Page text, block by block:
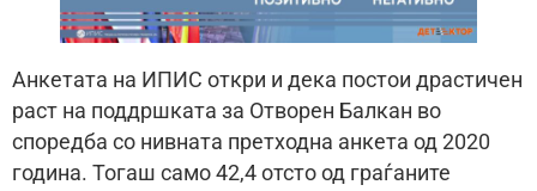
Анкетата на ИПИС откри и дека постои драстичен
раст на поддршката за Отворен Балкан во
споредба со нивната претходна анкета од 2020
година. Тогаш само 42,4 отсто од граѓаните